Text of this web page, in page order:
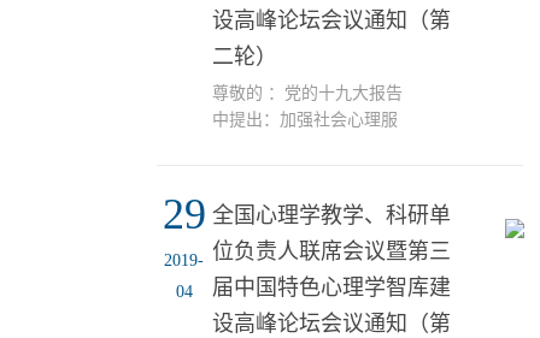
规范、公平和安全，结合
我部今年博士研究生招生
工作的实际情况，现将我
部2019年博士研究生录取
心，进一步提高人才选拔
的科学性，充分...
设高峰论坛会议通知（第
二轮）
尊敬的 ：党的十九大报告
中提出：加强社会心理服
的社会心态。在全国教育
大会上，习近平总书记指
出教育是国之大计、党之
大计。2018年12月，国家
了《关于印发全国社会心
29
2019-
04
全国心理学教学、科研单
位负责人联席会议暨第三
届中国特色心理学智库建
设高峰论坛会议通知（第